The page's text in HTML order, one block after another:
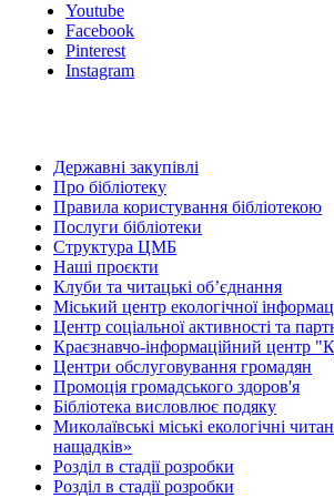
Youtube
Facebook
Pinterest
Instagram
Державні закупівлі
Про бібліотеку
Правила користування бібліотекою
Послуги бібліотеки
Структура ЦМБ
Наші проєкти
Клуби та читацькі об’єднання
Міський центр екологічної
Центр соціальної активності та
Краєзнавчо-інформаційний центр
Центри обслуговування громадян
Промоція громадського здоров'я
Бібліотека висловлює подяку
Миколаївські міські екологічні
нащадків»
Розділ в стадії розробки
Розділ в стадії розробки